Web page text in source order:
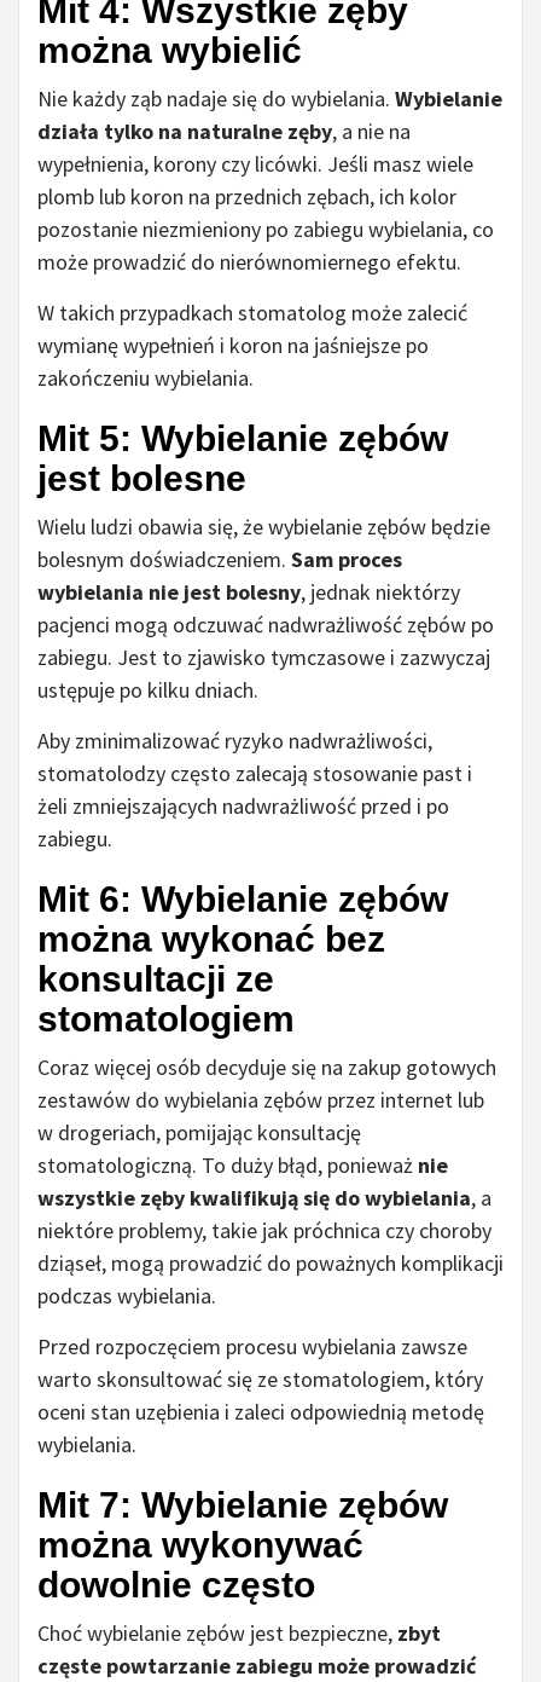
Mit 4: Wszystkie zęby
można wybielić
Nie każdy ząb nadaje się do wybielania. Wybielanie
działa tylko na naturalne zęby, a nie na
wypełnienia, korony czy licówki. Jeśli masz wiele
plomb lub koron na przednich zębach, ich kolor
pozostanie niezmieniony po zabiegu wybielania, co
może prowadzić do nierównomiernego efektu.
W takich przypadkach stomatolog może zalecić
wymianę wypełnień i koron na jaśniejsze po
zakończeniu wybielania.
Mit 5: Wybielanie zębów
jest bolesne
Wielu ludzi obawia się, że wybielanie zębów będzie
bolesnym doświadczeniem. Sam proces
wybielania nie jest bolesny, jednak niektórzy
pacjenci mogą odczuwać nadwrażliwość zębów po
zabiegu. Jest to zjawisko tymczasowe i zazwyczaj
ustępuje po kilku dniach.
Aby zminimalizować ryzyko nadwrażliwości,
stomatolodzy często zalecają stosowanie past i
żeli zmniejszających nadwrażliwość przed i po
zabiegu.
Mit 6: Wybielanie zębów
można wykonać bez
konsultacji ze
stomatologiem
Coraz więcej osób decyduje się na zakup gotowych
zestawów do wybielania zębów przez internet lub
w drogeriach, pomijając konsultację
stomatologiczną. To duży błąd, ponieważ nie
wszystkie zęby kwalifikują się do wybielania, a
niektóre problemy, takie jak próchnica czy choroby
dziąseł, mogą prowadzić do poważnych komplikacji
podczas wybielania.
Przed rozpoczęciem procesu wybielania zawsze
warto skonsultować się ze stomatologiem, który
oceni stan uzębienia i zaleci odpowiednią metodę
wybielania.
Mit 7: Wybielanie zębów
można wykonywać
dowolnie często
Choć wybielanie zębów jest bezpieczne, zbyt
częste powtarzanie zabiegu może prowadzić